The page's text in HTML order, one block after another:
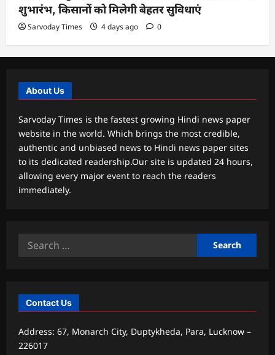
शुभारंभ, किसानों को मिलेगी बेहतर सुविधाएं
Sarvoday Times 4 days ago 0
About Us
Sarvoday Times is the fastest growing Hindi news paper
website in the world. Which brings the most credible,
authentic and unbiased news to Hindi news paper sites
to its dedicated readership.Our site is updated 24 hours,
allowing every major event to reach the readers
immediately.
Search
Contact Us
Address: 67, Monarch City, Duptykheda, Para, Lucknow –
226017